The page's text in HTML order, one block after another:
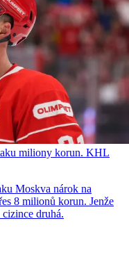
miliony korun. KHL
Moskva nárok na
8 milionů korun. Jenže
druhá.